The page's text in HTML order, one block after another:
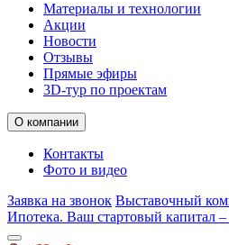
Материалы и технологии
Акции
Новости
Отзывы
Прямые эфиры
3D-тур по проектам
О компании
Контакты
Фото и видео
Заявка на звонок Выставочный
Ипотека. Ваш стартовый капитал –